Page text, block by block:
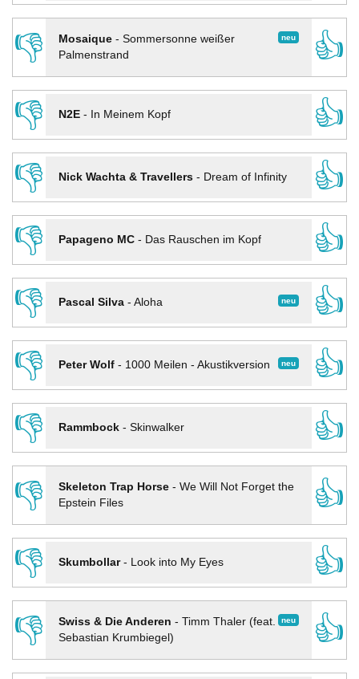
👎
neu
Mosaique- Sommersonne weißer
Palmenstrand
👍
👎
N2E- In Meinem Kopf
👍
👎
Nick Wachta & Travellers- Dream of Infinity
👍
👎
Papageno MC- Das Rauschen im Kopf
👍
👎
neu
Pascal Silva- Aloha
👍
👎
neu
Peter Wolf- 1000 Meilen - Akustikversion
👍
👎
Rammbock- Skinwalker
👍
👎
Skeleton Trap Horse- We Will Not Forget the
Epstein Files
👍
👎
Skumbollar- Look into My Eyes
👍
👎
neu
Swiss & Die Anderen - Timm Thaler (feat.
Sebastian Krumbiegel)
👍